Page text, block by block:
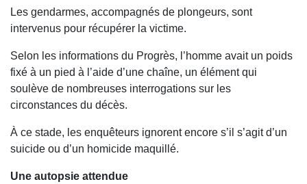
Les gendarmes, accompagnés de plongeurs, sont
intervenus pour récupérer la victime.
Selon les informations du Progrès, l’homme avait un poids
fixé à un pied à l’aide d’une chaîne, un élément qui
soulève de nombreuses interrogations sur les
circonstances du décès.
À ce stade, les enquêteurs ignorent encore s’il s’agit d’un
suicide ou d’un homicide maquillé.
Une autopsie attendue